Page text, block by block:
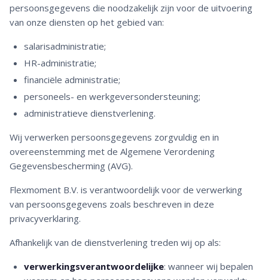
persoonsgegevens die noodzakelijk zijn voor de uitvoering
van onze diensten op het gebied van:
salarisadministratie;
HR-administratie;
financiële administratie;
personeels- en werkgeversondersteuning;
administratieve dienstverlening.
Wij verwerken persoonsgegevens zorgvuldig en in
overeenstemming met de Algemene Verordening
Gegevensbescherming (AVG).
Flexmoment B.V. is verantwoordelijk voor de verwerking
van persoonsgegevens zoals beschreven in deze
privacyverklaring.
Afhankelijk van de dienstverlening treden wij op als:
verwerkingsverantwoordelijke: wanneer wij bepalen